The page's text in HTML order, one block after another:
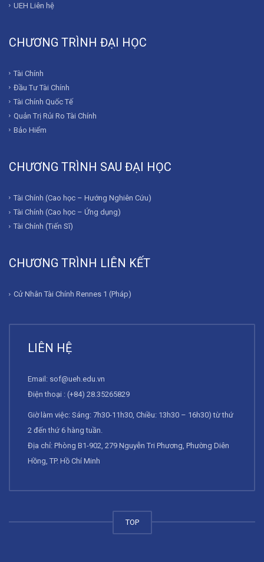
UEH Liên hệ
CHƯƠNG TRÌNH ĐẠI HỌC
Tài Chính
Đầu Tư Tài Chính
Tài Chính Quốc Tế
Quản Trị Rủi Ro Tài Chính
Bảo Hiểm
CHƯƠNG TRÌNH SAU ĐẠI HỌC
Tài Chính (Cao học – Hướng Nghiên Cứu)
Tài Chính (Cao học – Ứng dụng)
Tài Chính (Tiến Sĩ)
CHƯƠNG TRÌNH LIÊN KẾT
Cử Nhân Tài Chính Rennes 1 (Pháp)
LIÊN HỆ
Email: sof@ueh.edu.vn
Điện thoại : (+84) 28.35265829
Giờ làm việc: Sáng: 7h30-11h30, Chiều: 13h30 – 16h30) từ thứ
2 đến thứ 6 hàng tuần.
Địa chỉ: Phòng B1-902, 279 Nguyễn Tri Phương, Phường Diên
Hồng, TP. Hồ Chí Minh
TOP